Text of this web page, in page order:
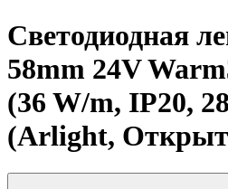
Светодиодная
58mm 24V
(36 W/m, IP20,
(Arlight,